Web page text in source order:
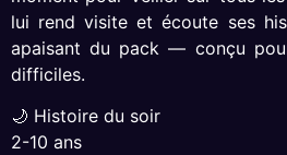
lui rend visite et écoute ses
apaisant du pack — conçu
difficiles.
🌙 Histoire du soir
2-10 ans